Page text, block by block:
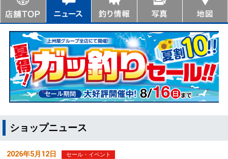
ショップニュース
2026年5月12日 セール・イベント